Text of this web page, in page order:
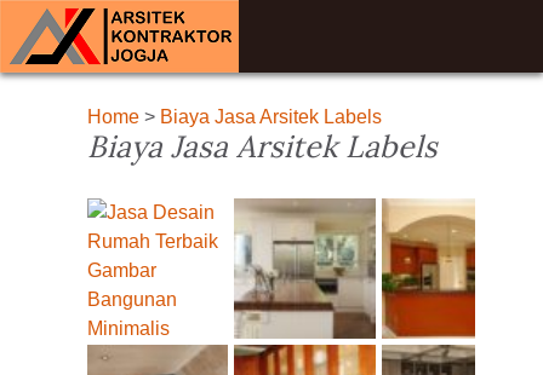
Home> Biaya Jasa Arsitek Labels
Biaya Jasa Arsitek Labels